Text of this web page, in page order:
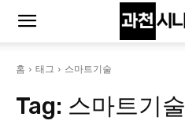
홈 태그 스마트기술
Tag: 스마트기술